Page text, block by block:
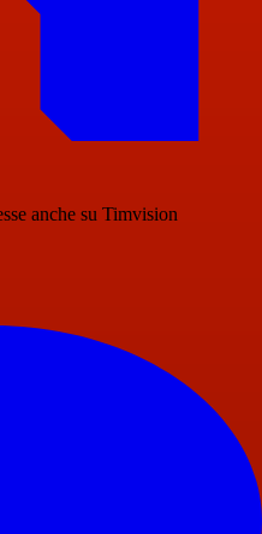
anche su Timvision